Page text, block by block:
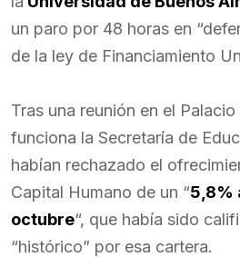
un paro por 48 horas en
de la ley de Financiamiento
Tras una reunión en el
funciona la Secretaría de
habían rechazado el
Capital Humano de un “5,8%
octubre“, que había sido
“histórico” por esa cartera.